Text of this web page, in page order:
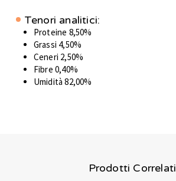
Tenori analitici:
Proteine 8,50%
Grassi 4,50%
Ceneri 2,50%
Fibre 0,40%
Umidità 82,00%
Prodotti Correlati